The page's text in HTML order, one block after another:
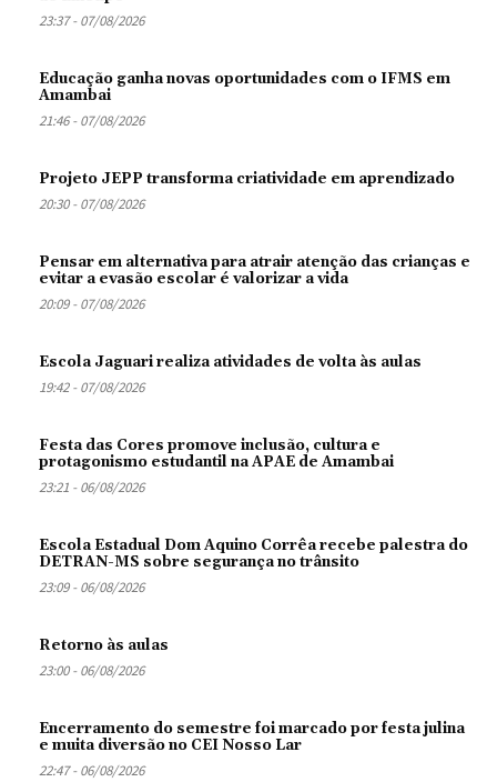
23:37 - 07/08/2026
Educação ganha novas oportunidades com o IFMS em
Amambai
21:46 - 07/08/2026
Projeto JEPP transforma criatividade em aprendizado
20:30 - 07/08/2026
Pensar em alternativa para atrair atenção das crianças e
evitar a evasão escolar é valorizar a vida
20:09 - 07/08/2026
Escola Jaguari realiza atividades de volta às aulas
19:42 - 07/08/2026
Festa das Cores promove inclusão, cultura e
protagonismo estudantil na APAE de Amambai
23:21 - 06/08/2026
Escola Estadual Dom Aquino Corrêa recebe palestra do
DETRAN-MS sobre segurança no trânsito
23:09 - 06/08/2026
Retorno às aulas
23:00 - 06/08/2026
Encerramento do semestre foi marcado por festa julina
e muita diversão no CEI Nosso Lar
22:47 - 06/08/2026